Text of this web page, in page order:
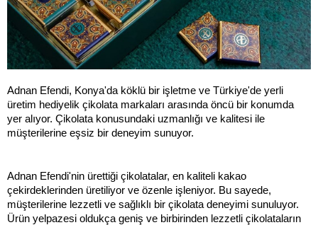
Adnan Efendi, Konya'da köklü bir işletme ve Türkiye'de yerli
üretim hediyelik çikolata markaları arasında öncü bir konumda
yer alıyor. Çikolata konusundaki uzmanlığı ve kalitesi ile
müşterilerine eşsiz bir deneyim sunuyor.
Adnan Efendi'nin ürettiği çikolatalar, en kaliteli kakao
çekirdeklerinden üretiliyor ve özenle işleniyor. Bu sayede,
müşterilerine lezzetli ve sağlıklı bir çikolata deneyimi sunuluyor.
Ürün yelpazesi oldukça geniş ve birbirinden lezzetli çikolataların